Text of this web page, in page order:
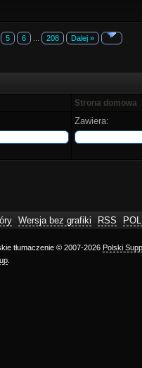
5 6 208 Dalej »
Strona domowa
Zawiera:
Wersja bez grafiki RSS
tłumaczenie © 2007-2026 Polski